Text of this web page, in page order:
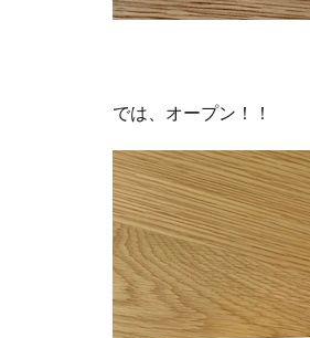
では、オープン！！